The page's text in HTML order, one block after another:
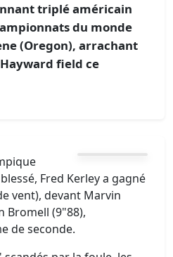
triplé américain
du monde
(Oregon), arrachant
field ce
Fred Kerley a gagné
vent), devant Marvin
Bromell (9"88),
de seconde.